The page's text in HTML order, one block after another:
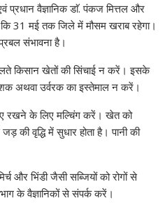
प्रधान वैज्ञानिक डाॅ. पंकज मित्तल और
कि 31 मई तक जिले में मौसम खराब रहेगा।
संभावना है।
किसान खेतों की सिंचाई न करें। इसके
अथवा उर्वरक का इस्तेमाल न करें।
रखने के लिए मल्चिंग करें। खेत को
की वृद्धि में सुधार होता है। पानी की
और भिंडी जैसी सब्जियों को रोगों से
के वैज्ञानिकों से संपर्क करें।